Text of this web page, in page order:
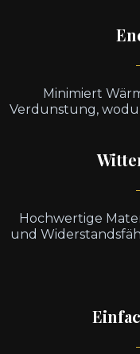
Minimiert
Verdunstung,
Hochwertige
und